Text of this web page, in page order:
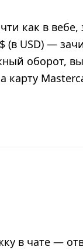
как в вебе,
USD) —
оборот,
карту
в чате —